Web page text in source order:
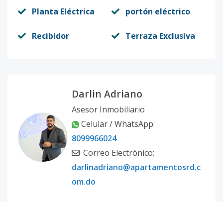
Planta Eléctrica portón eléctrico
Recibidor Terraza Exclusiva
Darlin Adriano
Asesor Inmobiliario
Celular / WhatsApp:
8099966024
Correo Electrónico:
darlinadriano@apartamentosrd.c
om.do